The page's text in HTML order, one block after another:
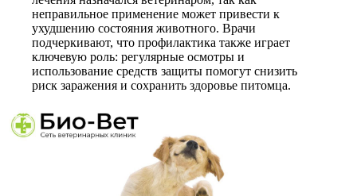
неправильное применение может привести к
ухудшению состояния животного. Врачи
подчеркивают, что профилактика также играет
ключевую роль: регулярные осмотры и
использование средств защиты помогут снизить
риск заражения и сохранить здоровье питомца.